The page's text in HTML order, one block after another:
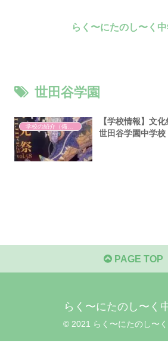
らく〜にたのし〜く
世田谷学園
【学校情報】文
世田谷学園中学校
PAGE TOP
らく〜にたのし〜く
© 2021 らく〜にたのし〜く